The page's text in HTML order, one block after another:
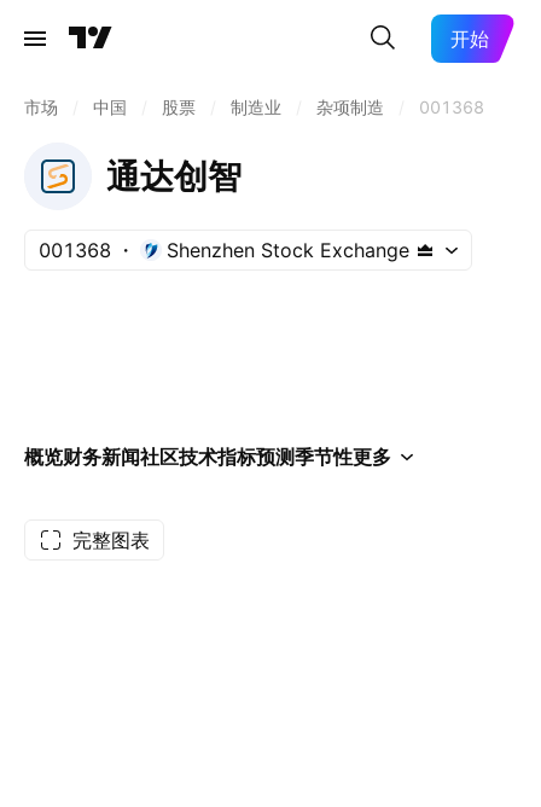
开始
市场 中国 股票 制造业 杂项制造 001368
通达创智
001368 Shenzhen Stock Exchange
概览财务新闻社区技术指标预测季节性更多
完整图表